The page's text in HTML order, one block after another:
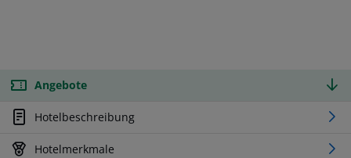
Angebote
Hotelbeschreibung
Hotelmerkmale